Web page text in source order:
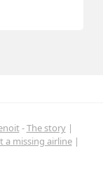
-The story|
a missing airline|